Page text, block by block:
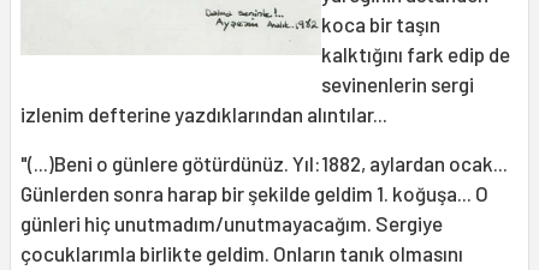
koca bir taşın
kalktığını fark edip de
sevinenlerin sergi
izlenim defterine yazdıklarından alıntılar...
"(...)Beni o günlere götürdünüz. Yıl:1882, aylardan ocak...
Günlerden sonra harap bir şekilde geldim 1. koğuşa... O
günleri hiç unutmadım/unutmayacağım. Sergiye
çocuklarımla birlikte geldim. Onların tanık olmasını